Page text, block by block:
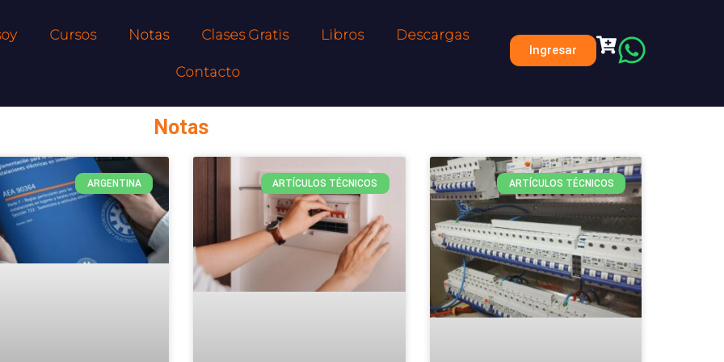
Cursos Notas Clases Gratis Libros Descargas
Contacto
Ingresar
Notas
ARGENTINA ARTÍCULOS TÉCNICOS ARTÍCULOS TÉCNICOS